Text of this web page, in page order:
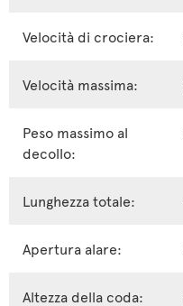
Velocità di crociera:
Velocità massima:
Peso massimo al
decollo:
Lunghezza totale:
Apertura alare:
Altezza della coda: